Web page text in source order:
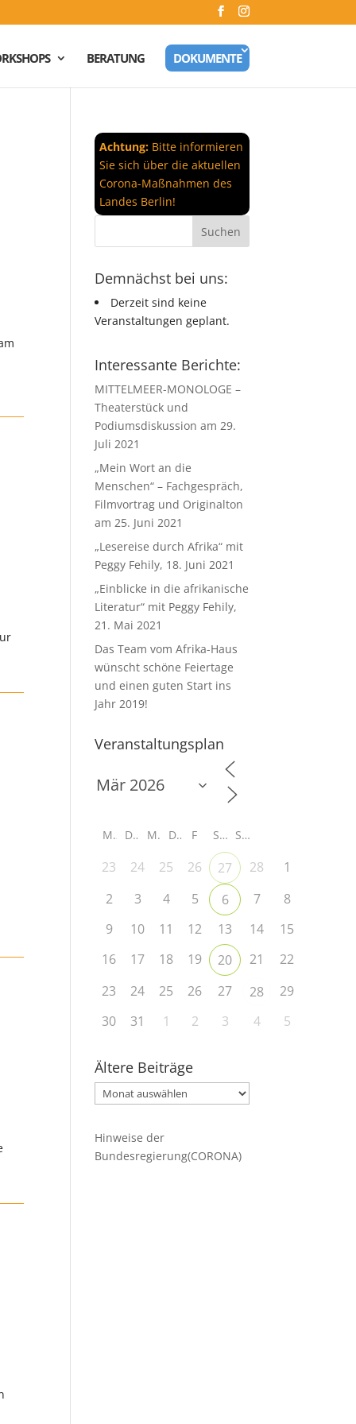
BERATUNG DOKUMENTE
Achtung: Bitte informieren
Sie sich über die aktuellen
Corona-Maßnahmen des
Landes Berlin!
Demnächst bei uns:
Derzeit sind keine
Veranstaltungen geplant.
Interessante Berichte:
MITTELMEER-MONOLOGE –
Theaterstück und
Podiumsdiskussion am 29.
Juli 2021
„Mein Wort an die
Menschen“ – Fachgespräch,
Filmvortrag und Originalton
am 25. Juni 2021
„Lesereise durch Afrika“ mit
Peggy Fehily, 18. Juni 2021
„Einblicke in die afrikanische
Literatur“ mit Peggy Fehily,
21. Mai 2021
Das Team vom Afrika-Haus
wünscht schöne Feiertage
und einen guten Start ins
Jahr 2019!
Veranstaltungsplan
M D M D F S S
23 24 25 26 27 28
1
2
3 4 5 6 7
8
9
10 11 12 13 14
15
16
17 18 19 20 21
22
23
24 25 26 27 28
29
30
31 1 2 3 4 5
Ältere Beiträge
Ältere
Beiträge
Hinweise der
Bundesregierung(CORONA)